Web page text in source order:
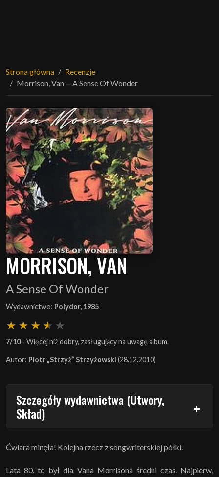
Strona główna
Recenzje
Morrison, Van ─ A Sense Of Wonder
MORRISON, VAN
A Sense Of Wonder
Wydawnictwo: Polydor, 1985
7/10- Więcej niż dobry, zasługujący na uwagę album.
Autor: Piotr „Strzyż” Strzyżowski (28.12.2010)
Szczegóły wydawnictwa (Utwory,
Skład)
Ćwiara minęła! Kolejna rzecz z songwriterskiej półki.
Lata 80. to był dla Vana Morrisona średni czas. Najpierw,